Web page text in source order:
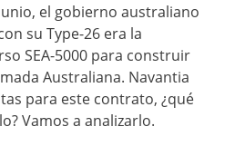
el gobierno australiano
su Type-26 era la
SEA-5000 para construir
Australiana. Navantia
para este contrato, ¿qué
Vamos a analizarlo.